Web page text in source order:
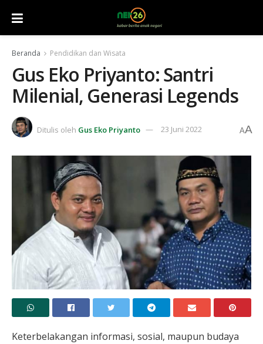
Beranda Pendidikan dan Wisata
Gus Eko Priyanto: Santri
Milenial, Generasi Legends
Ditulis oleh Gus Eko Priyanto 23 Juni 2022 AA
Keterbelakangan informasi, sosial, maupun budaya